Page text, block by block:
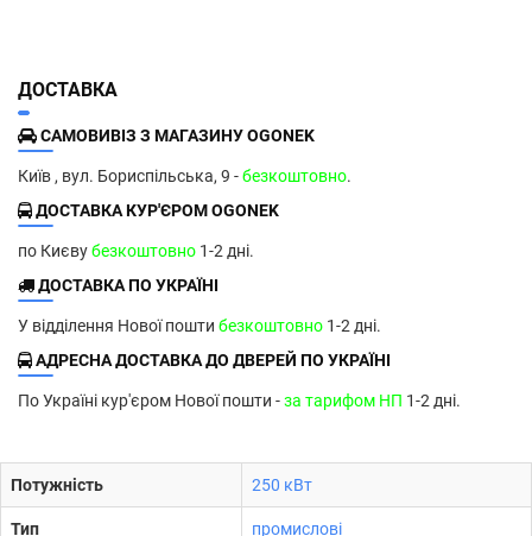
ДОСТАВКА
САМОВИВІЗ З МАГАЗИНУ OGONEK
Київ , вул. Бориспільська, 9 -безкоштовно.
ДОСТАВКА КУР'ЄРОМ OGONEK
по Києвубезкоштовно 1-2 дні.
ДОСТАВКА ПО УКРАЇНІ
У відділення Нової пошти безкоштовно 1-2 дні.
АДРЕСНА ДОСТАВКА ДО ДВЕРЕЙ ПО УКРАЇНІ
По Україні кур'єром Нової пошти -за тарифом НП 1-2 дні.
Потужність 250 кВт
Тип промислові